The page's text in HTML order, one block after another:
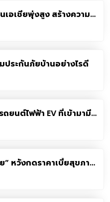
เอเชียพุ่งสูง สร้างความ
ประกันภัยบ้านอย่างไรดี
ยนต์ไฟฟ้า EV ที่เข้ามามี
” หวังกดราคาเบี้ยสุขภาพ